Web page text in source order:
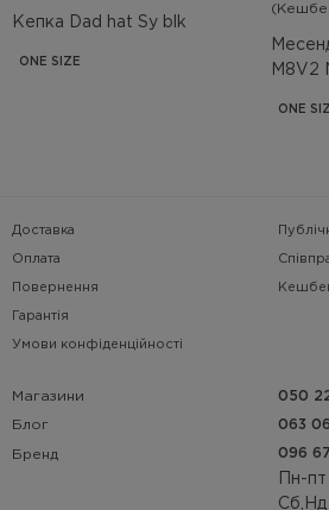
Кепка Dad hat Sy blk
ONE SIZE
M8V2
ONE
Доставка
Оплата
Повернення
Гарантія
Умови конфіденційності
Магазини
Блог
Бренд
050
063
096
Пн-
Сб,Нд